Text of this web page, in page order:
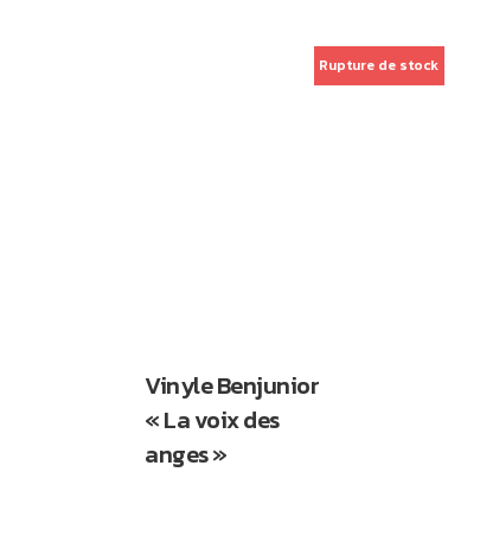
Rupture de stock
Vinyle Benjunior
« La voix des
anges »